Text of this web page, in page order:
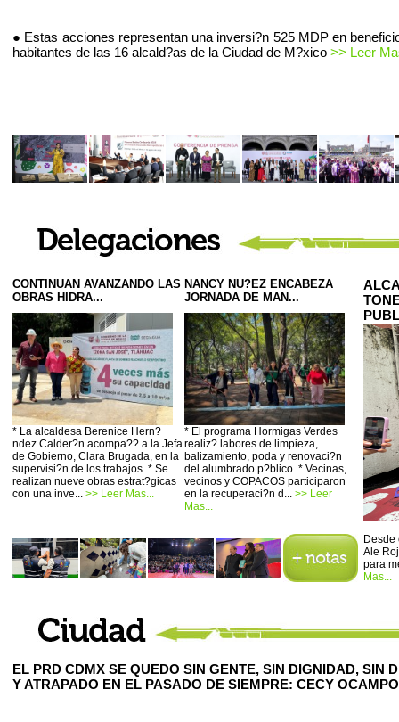
● Estas acciones representan una inversi?n 525 MDP en
habitantes de las 16 alcald?as de la Ciudad de M?xico >> Leer
CONTINUAN AVANZANDO LAS
OBRAS HIDRA...
* La alcaldesa Berenice Hern?
ndez Calder?n acompa?? a la Jefa
de Gobierno, Clara Brugada, en la
supervisi?n de los trabajos. * Se
realizan nueve obras estrat?gicas
con una inve... >> Leer Mas...
NANCY NU?EZ ENCABEZA
JORNADA DE MAN...
* El programa Hormigas Verdes
realiz? labores de limpieza,
balizamiento, poda y renovaci?n
del alumbrado p?blico. * Vecinas,
vecinos y COPACOS participaron
en la recuperaci?n d... >> Leer
Mas...
Ale
para
Mas...
EL PRD CDMX SE QUEDO SIN GENTE, SIN DIGNIDAD, SIN
Y ATRAPADO EN EL PASADO DE SIEMPRE: CECY OCAMPO